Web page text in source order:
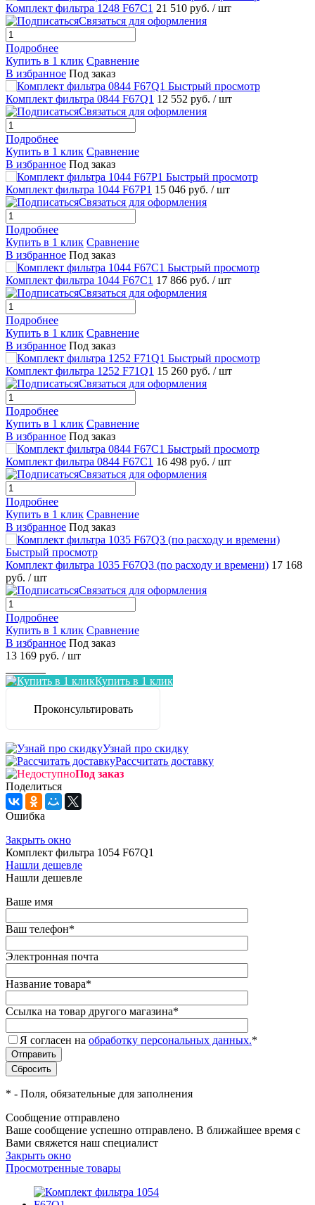
Комплект фильтра 1248 F67C1 21 510 руб. / шт
Связаться для оформления
Подробнее
Купить в 1 клик Сравнение
В избранное Под заказ
Быстрый просмотр
Комплект фильтра 0844 F67Q1 12 552 руб. / шт
Связаться для оформления
Подробнее
Купить в 1 клик Сравнение
В избранное Под заказ
Быстрый просмотр
Комплект фильтра 1044 F67P1 15 046 руб. / шт
Связаться для оформления
Подробнее
Купить в 1 клик Сравнение
В избранное Под заказ
Быстрый просмотр
Комплект фильтра 1044 F67C1 17 866 руб. / шт
Связаться для оформления
Подробнее
Купить в 1 клик Сравнение
В избранное Под заказ
Быстрый просмотр
Комплект фильтра 1252 F71Q1 15 260 руб. / шт
Связаться для оформления
Подробнее
Купить в 1 клик Сравнение
В избранное Под заказ
Быстрый просмотр
Комплект фильтра 0844 F67C1 16 498 руб. / шт
Связаться для оформления
Подробнее
Купить в 1 клик Сравнение
В избранное Под заказ
Быстрый просмотр
Комплект фильтра 1035 F67Q3 (по расходу и времени) 17 168
руб. / шт
Связаться для оформления
Подробнее
Купить в 1 клик Сравнение
В избранное Под заказ
13 169 руб. / шт
Купить в 1 клик
Проконсультировать
Узнай про скидку
Рассчитать доставку
Под заказ
Поделиться
Ошибка
Закрыть окно
Комплект фильтра 1054 F67Q1
Нашли дешевле
Нашли дешевле
Ваше имя
Ваш телефон*
Электронная почта
Название товара*
Ссылка на товар другого магазина*
Я согласен на обработку персональных данных.*
* - Поля, обязательные для заполнения
Сообщение отправлено
Ваше сообщение успешно отправлено. В ближайшее время с
Вами свяжется наш специалист
Закрыть окно
Просмотренные товары